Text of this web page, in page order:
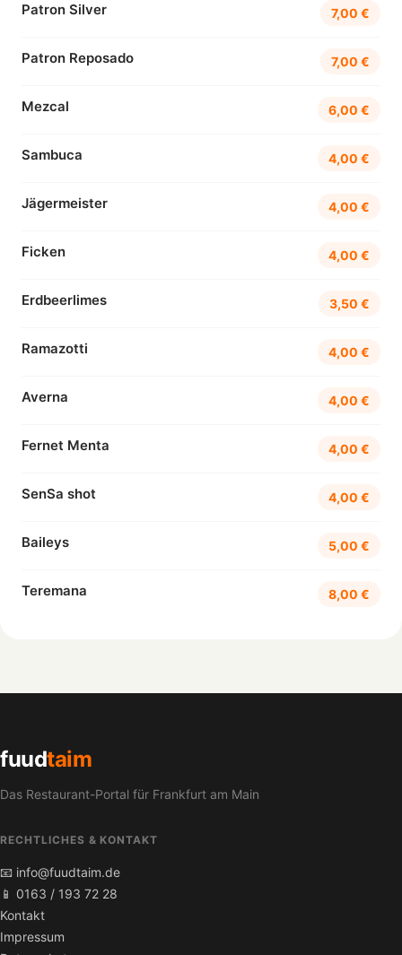
Patron Silver 7,00 €
Patron Reposado 7,00 €
Mezcal 6,00 €
Sambuca 4,00 €
Jägermeister 4,00 €
Ficken 4,00 €
Erdbeerlimes 3,50 €
Ramazotti 4,00 €
Averna 4,00 €
Fernet Menta 4,00 €
SenSa shot 4,00 €
Baileys 5,00 €
Teremana 8,00 €
fuudtaim
Das Restaurant-Portal für Frankfurt am Main
RECHTLICHES & KONTAKT
📧 info@fuudtaim.de
📱 0163 / 193 72 28
Kontakt
Impressum